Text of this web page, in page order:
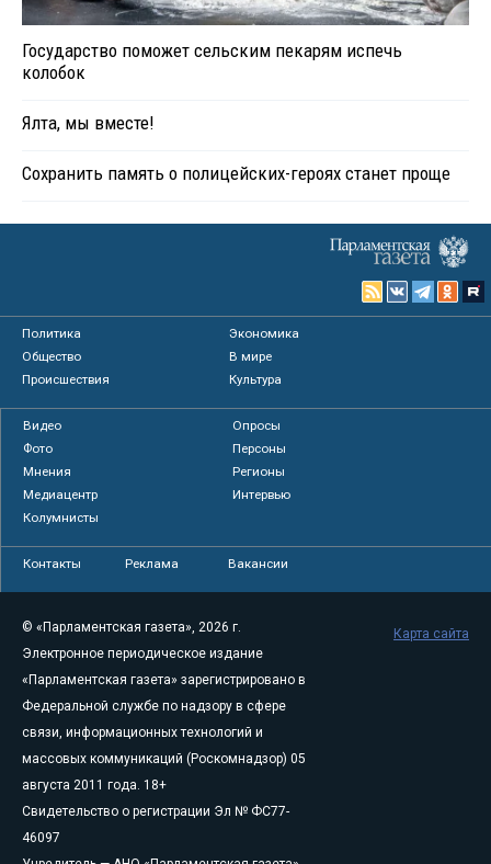
Государство поможет сельским пекарям испечь
колобок
Ялта, мы вместе!
Сохранить память о полицейских-героях станет проще
Политика
Экономика
Общество
В мире
Происшествия
Культура
Видео
Опросы
Фото
Персоны
Мнения
Регионы
Медиацентр
Интервью
Колумнисты
Контакты Реклама Вакансии
© «Парламентская газета», 2026 г.
Электронное периодическое издание
«Парламентская газета» зарегистрировано в
Федеральной службе по надзору в сфере
связи, информационных технологий и
массовых коммуникаций (Роскомнадзор) 05
августа 2011 года. 18+
Свидетельство о регистрации Эл № ФС77-
46097
Карта сайта